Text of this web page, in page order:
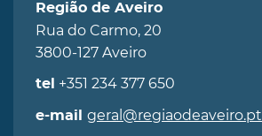
Região de Aveiro
Rua do Carmo, 20
3800-127 Aveiro
tel +351 234 377 650
e-mail geral@regiaodeaveiro.pt